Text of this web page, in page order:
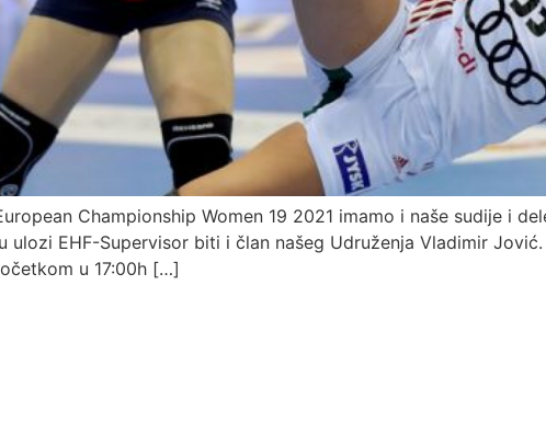
Championship Women 19 2021 imamo i naše sudije i
ulozi EHF-Supervisor biti i član našeg Udruženja Vladimir
u 17:00h […]